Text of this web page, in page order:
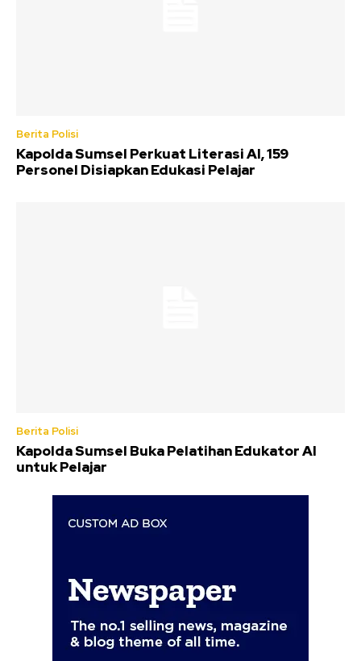
Berita Polisi
Kapolda Sumsel Perkuat Literasi AI, 159
Personel Disiapkan Edukasi Pelajar
Berita Polisi
Kapolda Sumsel Buka Pelatihan Edukator AI
untuk Pelajar